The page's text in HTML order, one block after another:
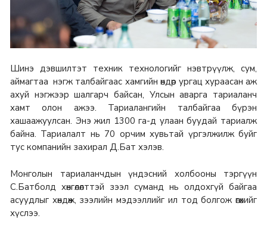
Шинэ дэвшилтэт техник технологийг нэвтрүүлж, сум,
аймагтаа нэгж талбайгаас хамгийн өндөр ургац хураасан аж
ахуй нэгжээр шалгарч байсан, Улсын аварга тариаланч
хамт олон ажээ. Тариалангийн талбайгаа бүрэн
хашаажуулсан. Энэ жил 1300 га-д улаан буудай тариалж
байна. Тариалалт нь 70 орчим хувьтай үргэлжилж буйг
тус компанийн захирал Д.Бат хэлэв.
Монголын тариаланчдын үндэсний холбооны тэргүүн
С.Батболд хөнгөлөлттэй зээл суманд нь олдохгүй байгаа
асуудлыг хөндөж, зээлийн мэдээллийг ил тод болгож өгөхийг
хүслээ.